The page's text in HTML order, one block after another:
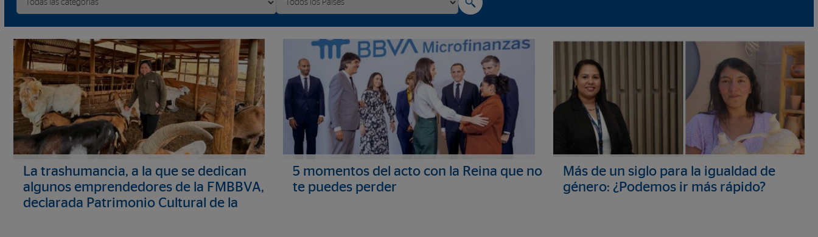
La trashumancia, a la que se dedican
algunos emprendedores de la FMBBVA,
declarada Patrimonio Cultural de la
5 momentos del acto con la Reina que no
te puedes perder
Más de un siglo para la igualdad de
género: ¿Podemos ir más rápido?